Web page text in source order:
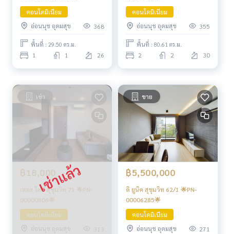
คอนโดมิเนียม
อ่อนนุช อุดมสุข
368
พื้นที่ : 29.50 ตร.ม.
1 1 26
คอนโดมิเนียม
อ่อนนุช อุดมสุข
355
พื้นที่ : 80.61 ตร.ม.
2 2 30
เช่า
฿18,000
เดอะ ไลน์ สุขุมวิท 71 🌟PN-
00000806🌟
คอนโดมิเนียม
อ่อนนุช อุดมสุข
ขาย
฿5,500,000
ดิ ยูนิค สุขุมวิท 62/1 🌟PN-
00006285🌟
คอนโดมิเนียม
อ่อนนุช อุดมสุข
271